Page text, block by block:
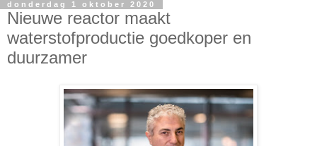
donderdag 1 oktober 2020
Nieuwe reactor maakt
waterstofproductie goedkoper en
duurzamer